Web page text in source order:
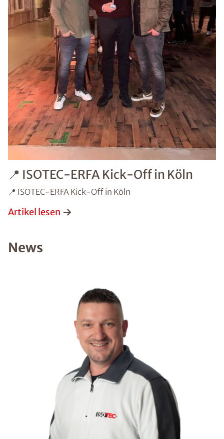
📍 ISOTEC-ERFA Kick-Off in Köln
📍 ISOTEC-ERFA Kick-Off in Köln
Artikel lesen
News